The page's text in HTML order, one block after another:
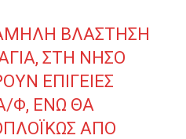
ΒΛΑΣΤΗΣΗ
ΣΤΗ ΝΗΣΟ
ΕΠΙΓΕΙΕΣ
Φ, ΕΝΩ ΘΑ
ΑΠΟ